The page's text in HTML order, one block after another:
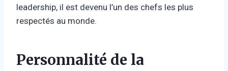
leadership, il est devenu l’un des chefs les plus
respectés au monde.
Personnalité de la